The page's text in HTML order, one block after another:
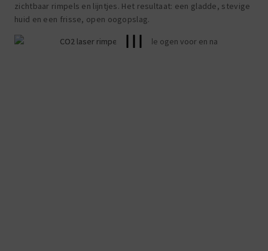
zichtbaar rimpels en lijntjes. Het resultaat: een gladde, stevige
huid en een frisse, open oogopslag.